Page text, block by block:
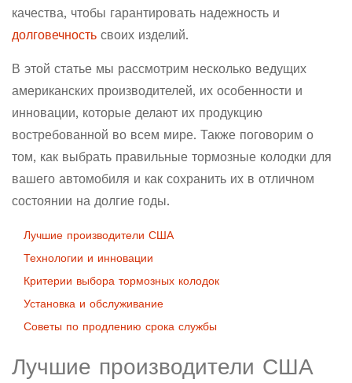
качества, чтобы гарантировать надежность и
долговечность своих изделий.
В этой статье мы рассмотрим несколько ведущих
американских производителей, их особенности и
инновации, которые делают их продукцию
востребованной во всем мире. Также поговорим о
том, как выбрать правильные тормозные колодки для
вашего автомобиля и как сохранить их в отличном
состоянии на долгие годы.
Лучшие производители США
Технологии и инновации
Критерии выбора тормозных колодок
Установка и обслуживание
Советы по продлению срока службы
Лучшие производители США